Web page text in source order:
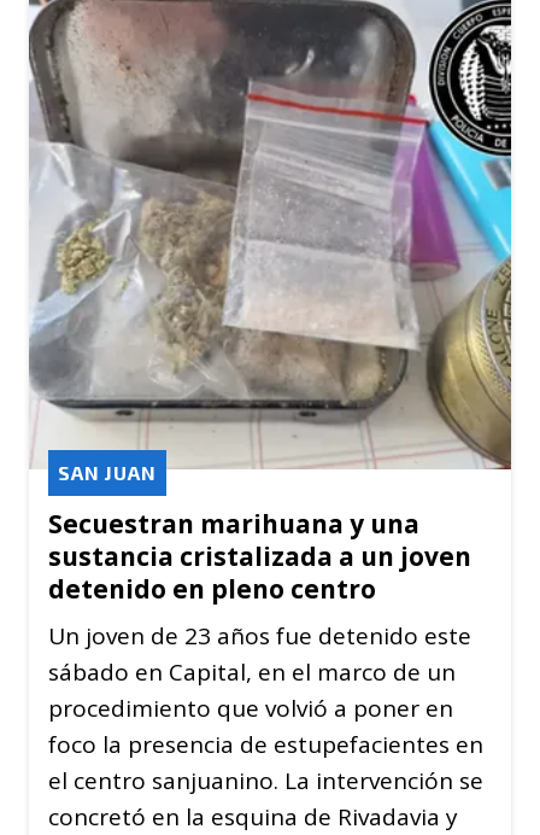
Secuestran marihuana y una
sustancia cristalizada a un joven
detenido en pleno centro
SAN JUAN
Un joven de 23 años fue detenido este
sábado en Capital, en el marco de un
procedimiento que volvió a poner en
foco la presencia de estupefacientes en
el centro sanjuanino. La intervención se
concretó en la esquina de Rivadavia y